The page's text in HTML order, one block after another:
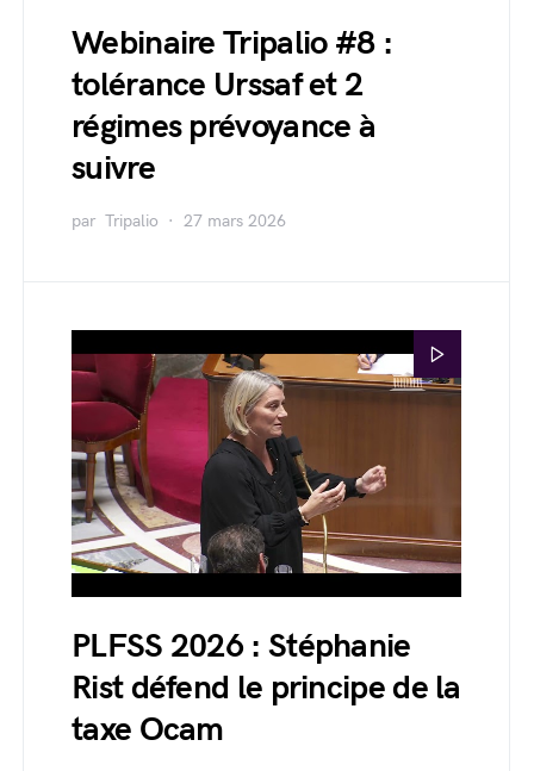
Webinaire Tripalio #8 :
tolérance Urssaf et 2
régimes prévoyance à
suivre
par Tripalio 27 mars 2026
PLFSS 2026 : Stéphanie
Rist défend le principe de la
taxe Ocam